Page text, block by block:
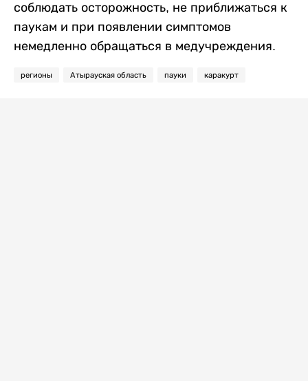
соблюдать осторожность, не приближаться к
паукам и при появлении симптомов
немедленно обращаться в медучреждения.
регионы Атырауская область пауки каракурт